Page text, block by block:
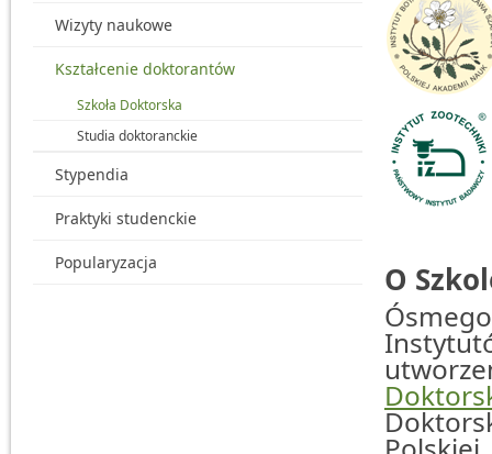
Wizyty naukowe
Kształcenie doktorantów
Szkoła Doktorska
Studia doktoranckie
Stypendia
Praktyki studenckie
Popularyzacja O